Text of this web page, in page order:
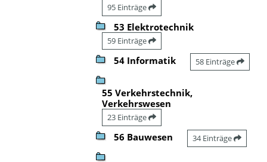
95 Einträge
53 Elektrotechnik
59 Einträge
54 Informatik 58 Einträge
55 Verkehrstechnik,
Verkehrswesen
23 Einträge
56 Bauwesen 34 Einträge